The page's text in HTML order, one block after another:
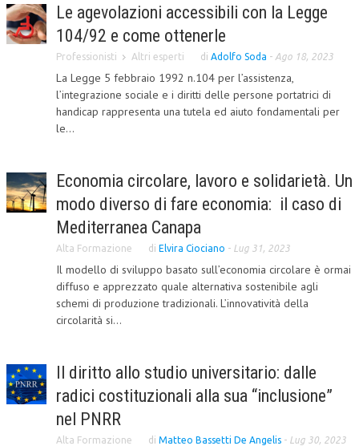
DIRITTO DEL WEB
DIRITTO DELLE IMPRESE IN CRISI
SICUREZZA SUL LAVORO
FISCO
FISCALITÀ INTERNAZIONALE
CRIMINOLOGIA TRIBUTARIA
CFC E PARADISI FISCALI
TRANSFER PRICING
AMMINISTRATIVA
TRIBUTARIA
GIURISPRUDENZA
Le agevolazioni accessibili con la Legge
104/92 e come ottenerle
Professionisti Altri esperti di Adolfo Soda - Ago 18, 2023
La Legge 5 febbraio 1992 n.104 per l’assistenza,
l’integrazione sociale e i diritti delle persone portatrici di
handicap rappresenta una tutela ed aiuto fondamentali per
le...
Economia circolare, lavoro e solidarietà. Un
modo diverso di fare economia: il caso di
Mediterranea Canapa
Alta Formazione di Elvira Ciociano - Lug 31, 2023
Il modello di sviluppo basato sull’economia circolare è ormai
diffuso e apprezzato quale alternativa sostenibile agli
schemi di produzione tradizionali. L’innovatività della
circolarità si...
Il diritto allo studio universitario: dalle
radici costituzionali alla sua “inclusione”
nel PNRR
Alta Formazione di Matteo Bassetti De Angelis - Lug 30, 2023